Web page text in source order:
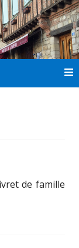
de famille